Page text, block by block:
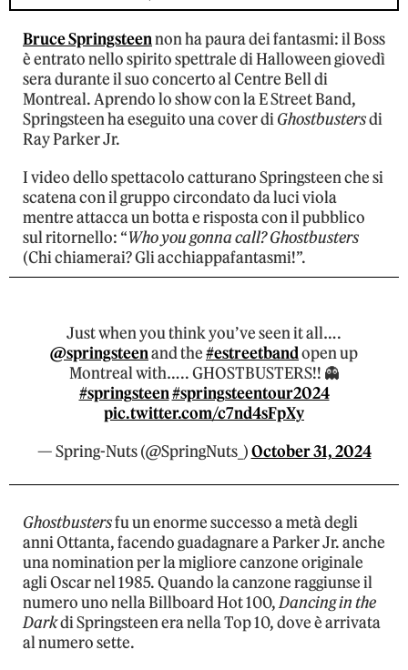
Bruce Springsteennon ha paura dei fantasmi: il Boss
è entrato nello spirito spettrale di Halloween giovedì
sera durante il suo concerto al Centre Bell di
Montreal. Aprendo lo show con la E Street Band,
Springsteen ha eseguito una cover diGhostbustersdi
Ray Parker Jr.
I video dello spettacolo catturano Springsteen che si
scatena con il gruppo circondato da luci viola
mentre attacca un botta e risposta con il pubblico
sul ritornello: “Who you gonna call? Ghostbusters
(Chi chiamerai? Gli acchiappafantasmi!”.
Just when you think you’ve seen it all….
@springsteenand the#estreetbandopen up
Montreal with….. GHOSTBUSTERS!! 👻
#springsteen#springsteentour2024
pic.twitter.com/c7nd4sFpXy
— Spring-Nuts (@SpringNuts_)October 31, 2024
Ghostbustersfu un enorme successo a metà degli
anni Ottanta, facendo guadagnare a Parker Jr. anche
una nomination per la migliore canzone originale
agli Oscar nel 1985. Quando la canzone raggiunse il
numero uno nella Billboard Hot 100,Dancing in the
Darkdi Springsteen era nella Top 10, dove è arrivata
al numero sette.